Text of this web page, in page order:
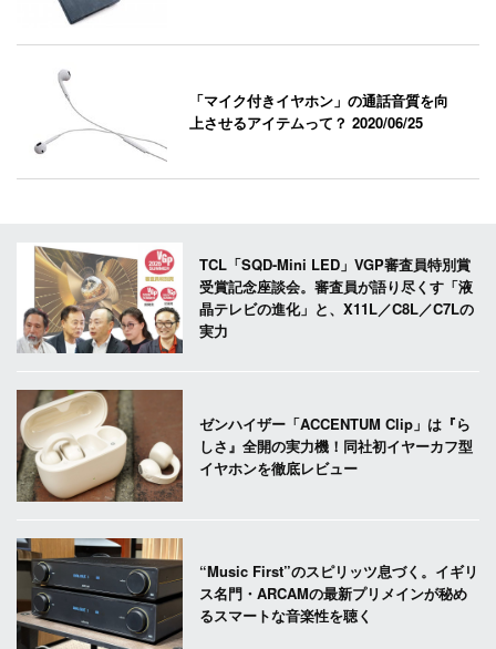
「マイク付きイヤホン」の通話音質を向
上させるアイテムって？2020/06/25
TCL「SQD-Mini LED」VGP審査員特別賞
受賞記念座談会。審査員が語り尽くす「液
晶テレビの進化」と、X11L／C8L／C7Lの
実力
ゼンハイザー「ACCENTUM Clip」は『ら
しさ』全開の実力機！同社初イヤーカフ型
イヤホンを徹底レビュー
“Music First”のスピリッツ息づく。イギリ
ス名門・ARCAMの最新プリメインが秘め
るスマートな音楽性を聴く